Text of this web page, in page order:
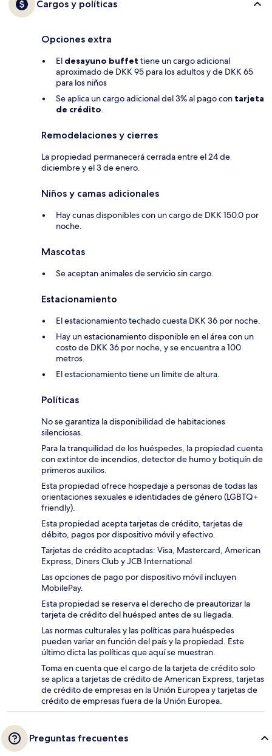
Cargos y políticas
Opciones extra
El desayuno buffet tiene un cargo adicional
aproximado de DKK 95 para los adultos y de DKK 65
para los niños
Se aplica un cargo adicional del 3% al pago con tarjeta
de crédito.
Remodelaciones y cierres
La propiedad permanecerá cerrada entre el 24 de
diciembre y el 3 de enero.
Niños y camas adicionales
Hay cunas disponibles con un cargo de DKK 150.0 por
noche.
Mascotas
Se aceptan animales de servicio sin cargo.
Estacionamiento
El estacionamiento techado cuesta DKK 36 por noche.
Hay un estacionamiento disponible en el área con un
costo de DKK 36 por noche, y se encuentra a 100
metros.
El estacionamiento tiene un límite de altura.
Políticas
No se garantiza la disponibilidad de habitaciones
silenciosas.
Para la tranquilidad de los huéspedes, la propiedad cuenta
con extintor de incendios, detector de humo y botiquín de
primeros auxilios.
Esta propiedad ofrece hospedaje a personas de todas las
orientaciones sexuales e identidades de género (LGBTQ+
friendly).
Esta propiedad acepta tarjetas de crédito, tarjetas de
débito, pagos por dispositivo móvil y efectivo.
Tarjetas de crédito aceptadas: Visa, Mastercard, American
Express, Diners Club y JCB International
Las opciones de pago por dispositivo móvil incluyen
MobilePay.
Esta propiedad se reserva el derecho de preautorizar la
tarjeta de crédito del huésped antes de su llegada.
Las normas culturales y las políticas para huéspedes
pueden variar en función del país y la propiedad. Este
último dicta las políticas que aquí se muestran.
Toma en cuenta que el cargo de la tarjeta de crédito solo
se aplica a tarjetas de crédito de American Express, tarjetas
de crédito de empresas en la Unión Europea y tarjetas de
crédito de empresas fuera de la Unión Europea.
Preguntas frecuentes